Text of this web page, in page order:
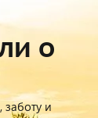
о
и